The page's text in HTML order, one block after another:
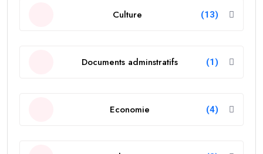
Culture (13)
Documents adminstratifs (1)
Economie (4)